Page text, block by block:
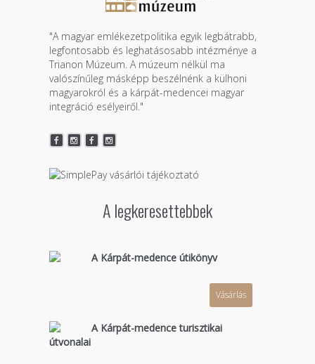
"A magyar emlékezetpolitika egyik legbátrabb,
legfontosabb és leghatásosabb intézménye a
Trianon Múzeum. A múzeum nélkül ma
valószínűleg másképp beszélnénk a külhoni
magyarokról és a kárpát-medencei magyar
integráció esélyeiről."
A legkeresettebbek
A Kárpát-medence útikönyv
Vásárlás
A Kárpát-medence turisztikai
útvonalai